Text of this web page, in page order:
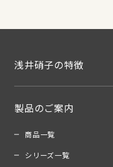
浅井硝子の特徴
製品のご案内
商品一覧
シリーズ一覧